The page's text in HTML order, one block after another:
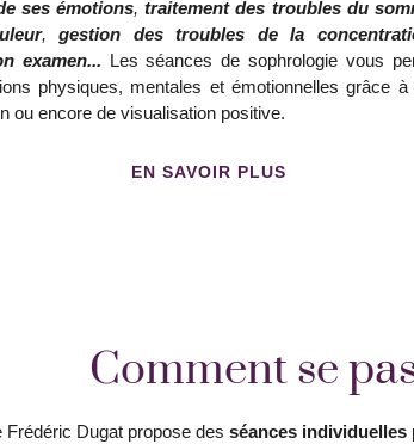
ses émotions, traitement des troubles du
, gestion des troubles de la
examen... Les séances de sophrologie vous
physiques, mentales et émotionnelles grâce
ou encore de visualisation positive.
EN SAVOIR PLUS
Comment se
Frédéric Dugat propose des séances individuelles